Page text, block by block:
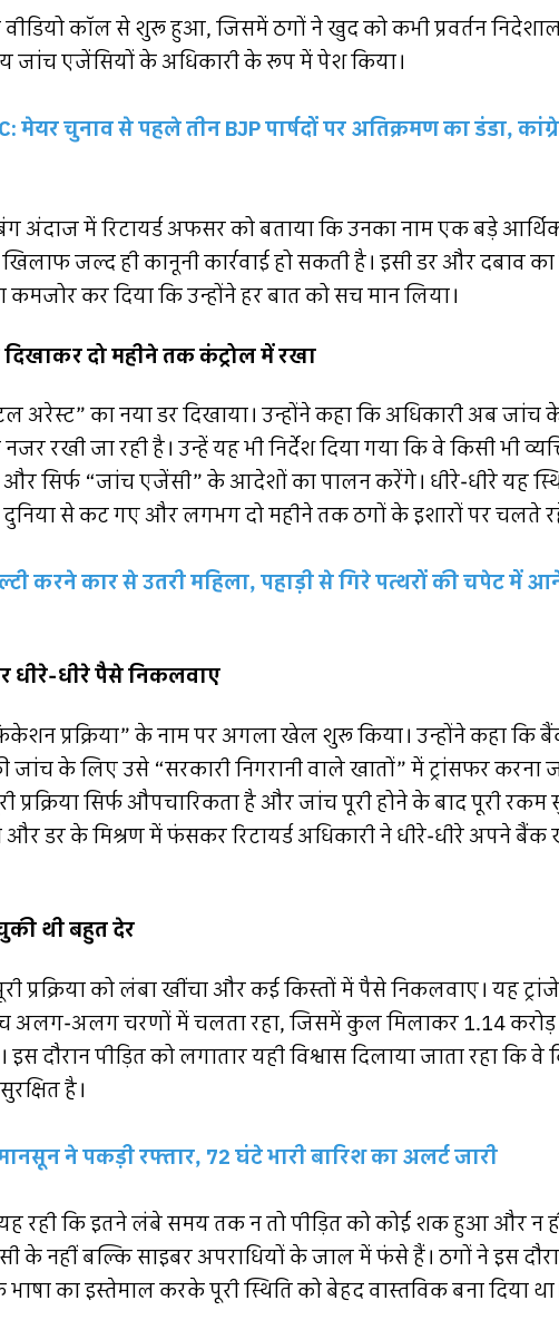
कॉल से शुरू हुआ, जिसमें ठगों ने खुद को कभी प्रवर्तन
जांच एजेंसियों के अधिकारी के रूप में पेश किया।
मेयर चुनाव से पहले तीन BJP पार्षदों पर अतिक्रमण का डंडा,
अंदाज में रिटायर्ड अफसर को बताया कि उनका नाम एक बड़े
जल्द ही कानूनी कार्रवाई हो सकती है। इसी डर और दबाव
कर दिया कि उन्होंने हर बात को सच मान लिया।
दो महीने तक कंट्रोल में रखा
अरेस्ट” का नया डर दिखाया। उन्होंने कहा कि अधिकारी अब
रखी जा रही है। उन्हें यह भी निर्देश दिया गया कि वे किसी भी
सिर्फ “जांच एजेंसी” के आदेशों का पालन करेंगे। धीरे-धीरे यह
दुनिया से कट गए और लगभग दो महीने तक ठगों के इशारों पर चलते
करने कार से उतरी महिला, पहाड़ी से गिरे पत्थरों की चपेट में
धीरे-धीरे पैसे निकलवाए
प्रक्रिया” के नाम पर अगला खेल शुरू किया। उन्होंने कहा कि
के लिए उसे “सरकारी निगरानी वाले खातों” में ट्रांसफर करना
प्रक्रिया सिर्फ औपचारिकता है और जांच पूरी होने के बाद पूरी
और डर के मिश्रण में फंसकर रिटायर्ड अधिकारी ने धीरे-धीरे अपने बैंक
थी बहुत देर
प्रक्रिया को लंबा खींचा और कई किस्तों में पैसे निकलवाए। यह
अलग-अलग चरणों में चलता रहा, जिसमें कुल मिलाकर 1.14 करोड़
दौरान पीड़ित को लगातार यही विश्वास दिलाया जाता रहा कि
है।
ने पकड़ी रफ्तार, 72 घंटे भारी बारिश का अलर्ट जारी
रही कि इतने लंबे समय तक न तो पीड़ित को कोई शक हुआ और न
के नहीं बल्कि साइबर अपराधियों के जाल में फंसे हैं। ठगों ने इस
का इस्तेमाल करके पूरी स्थिति को बेहद वास्तविक बना दिया